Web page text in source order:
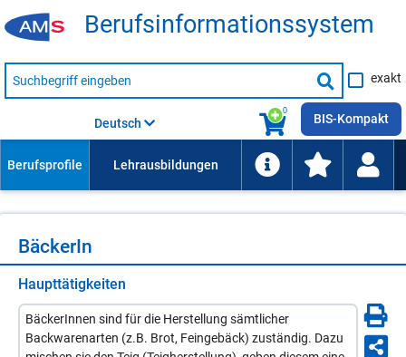
Be­rufs­in­for­ma­ti­ons­sys­tem
Suche
nach
Suche
starten
exakt
0
Deutsch BIS-Kompakt
Bä­cke­rIn
Haupttätigkeiten
BäckerInnen sind für die Herstellung sämtlicher
Backwarenarten (z.B. Brot, Feingebäck) zuständig. Dazu